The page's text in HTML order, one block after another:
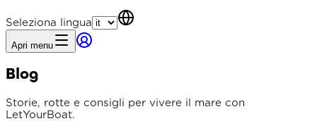
Seleziona lingua
Apri menu
Blog
Storie, rotte e consigli per vivere il mare con
LetYourBoat.